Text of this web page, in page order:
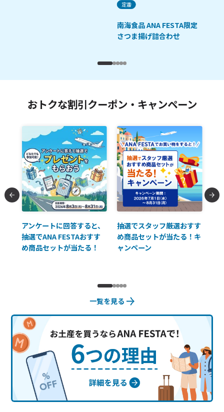
定番
南海食品 ANA FESTA限定
さつま揚げ詰合わせ
おトクな割引クーポン・キャンペーン
アンケートに回答すると、
抽選でANA FESTAおすす
め商品セットが当たる！
抽選でスタッフ厳選おすす
め商品セットが当たる！キ
ャンペーン
一覧を見る